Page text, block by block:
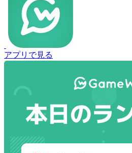
アプリで見る